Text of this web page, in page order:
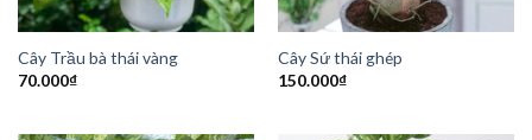
Cây Trầu bà thái vàng
70.000₫
Cây Sứ thái ghép
150.000₫